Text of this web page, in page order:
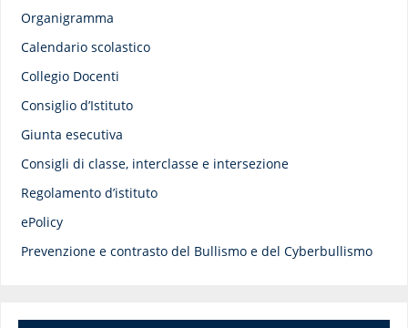
Organigramma
Calendario scolastico
Collegio Docenti
Consiglio d’Istituto
Giunta esecutiva
Consigli di classe, interclasse e intersezione
Regolamento d’istituto
ePolicy
Prevenzione e contrasto del Bullismo e del Cyberbullismo